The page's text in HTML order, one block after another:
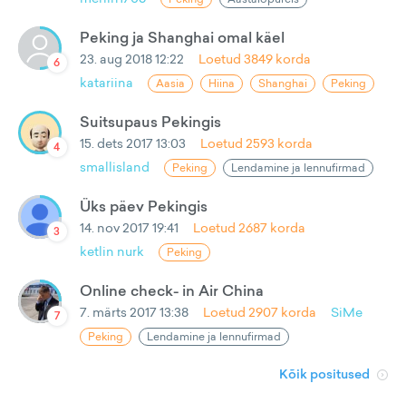
6
Peking ja Shanghai omal käel
23. aug 2018 12:22 Loetud 3849 korda
katariina
Aasia Hiina Shanghai Peking
4
Suitsupaus Pekingis
15. dets 2017 13:03 Loetud 2593 korda
smallisland
Peking Lendamine ja lennufirmad
3
Üks päev Pekingis
14. nov 2017 19:41 Loetud 2687 korda
ketlin nurk
Peking
7
Online check- in Air China
7. märts 2017 13:38 Loetud 2907 korda SiMe
Peking Lendamine ja lennufirmad
Kõik positused